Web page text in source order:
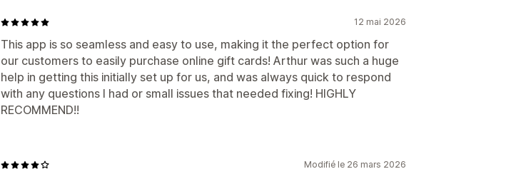
12 mai 2026
This app is so seamless and easy to use, making it the perfect option for
our customers to easily purchase online gift cards! Arthur was such a huge
help in getting this initially set up for us, and was always quick to respond
with any questions I had or small issues that needed fixing! HIGHLY
RECOMMEND!!
Modifié le 26 mars 2026